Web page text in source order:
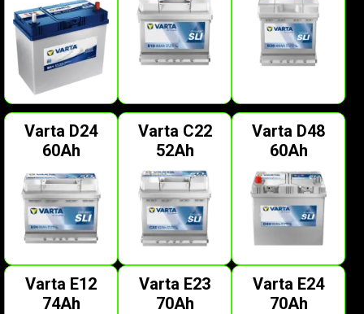
Varta D24
60Ah
Varta C22
52Ah
Varta D48
60Ah
Varta E12
74Ah
Varta E23
70Ah
Varta E24
70Ah